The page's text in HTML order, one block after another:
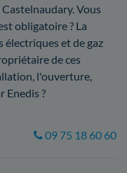
Vous
obligatoire ? La
électriques et de gaz
de ces
l'ouverture,
Enedis ?
09 75 18 60 60